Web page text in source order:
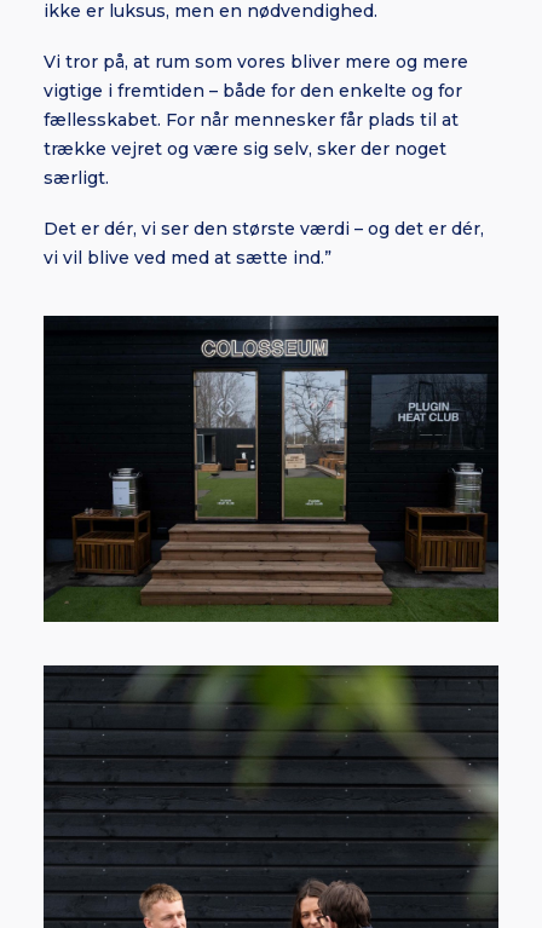
ikke er luksus, men en nødvendighed.
Vi tror på, at rum som vores bliver mere og mere
vigtige i fremtiden – både for den enkelte og for
fællesskabet. For når mennesker får plads til at
trække vejret og være sig selv, sker der noget
særligt.
Det er dér, vi ser den største værdi – og det er dér,
vi vil blive ved med at sætte ind.”